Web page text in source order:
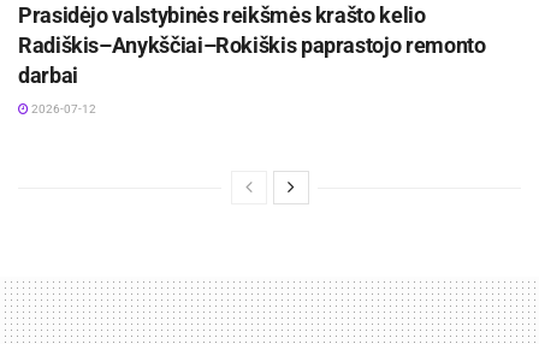
Prasidėjo valstybinės reikšmės krašto kelio
Radiškis–Anykščiai–Rokiškis paprastojo remonto
darbai
2026-07-12